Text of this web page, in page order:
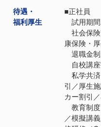
待遇・
福利厚⽣
■正社員
試用期間
社会保
康保険・厚
退職金
自校講
私学共
引／厚生
カー割引
教育制
／模擬講